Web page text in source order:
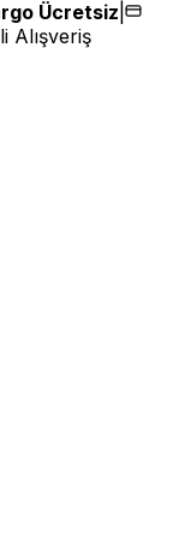
Ücretsiz
Alışveriş